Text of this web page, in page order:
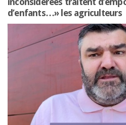
d’enfants…» les agriculteurs